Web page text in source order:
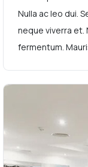
Nulla ac leo dui.
neque viverra et.
fermentum.